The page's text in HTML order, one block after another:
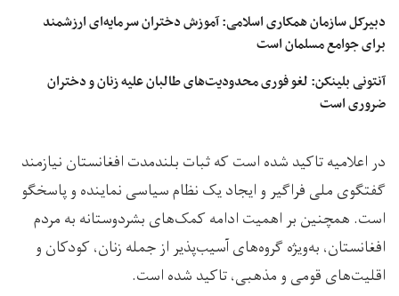
دبیرکل سازمان همکاری‌ اسلامی: آموزش دختران سرمایه‌ای ارزشمند
برای جوامع مسلمان است
آنتونی بلینکن: لغو فوری محدودیت‌های طالبان علیه زنان و دختران
ضروری است
در اعلامیه تاکید شده است که ثبات بلندمدت افغانستان نیازمند
گفتگوی ملی فراگیر و ایجاد یک نظام سیاسی نماینده و پاسخگو
است. همچنین بر اهمیت ادامه کمک‌های بشردوستانه به مردم
افغانستان، به‌ویژه گروه‌های آسیب‌پذیر از جمله زنان، کودکان و
اقلیت‌های قومی و مذهبی، تاکید شده است.